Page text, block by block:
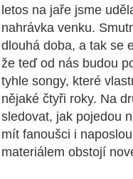
letos na jaře jsme
nahrávka venku.
dlouhá doba, a tak se
že teď od nás budou
tyhle songy, které
nějaké čtyři roky. Na
sledovat, jak pojedou
mít fanoušci i
materiálem obstojí